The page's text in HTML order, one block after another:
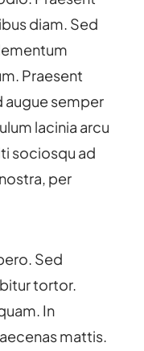
diam. Sed
Praesent
augue semper
lacinia arcu
sociosqu ad
per
Sed
tortor.
In
mattis.